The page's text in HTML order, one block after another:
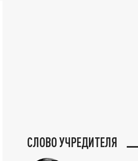
СЛОВО УЧРЕДИТЕЛЯ